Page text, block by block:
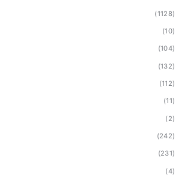
(1128)
(10)
(104)
(132)
(112)
(11)
(2)
(242)
(231)
(4)